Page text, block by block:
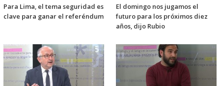
Para Lima, el tema seguridad es
clave para ganar el referéndum
El domingo nos jugamos el
futuro para los próximos diez
años, dijo Rubio